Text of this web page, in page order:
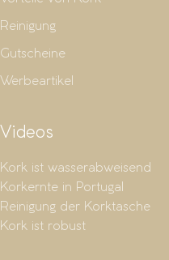
Reinigung
Gutscheine
Werbeartikel
Videos
Kork ist wasserabweisend
Korkernte in Portugal
Reinigung der Korktasche
Kork ist robust